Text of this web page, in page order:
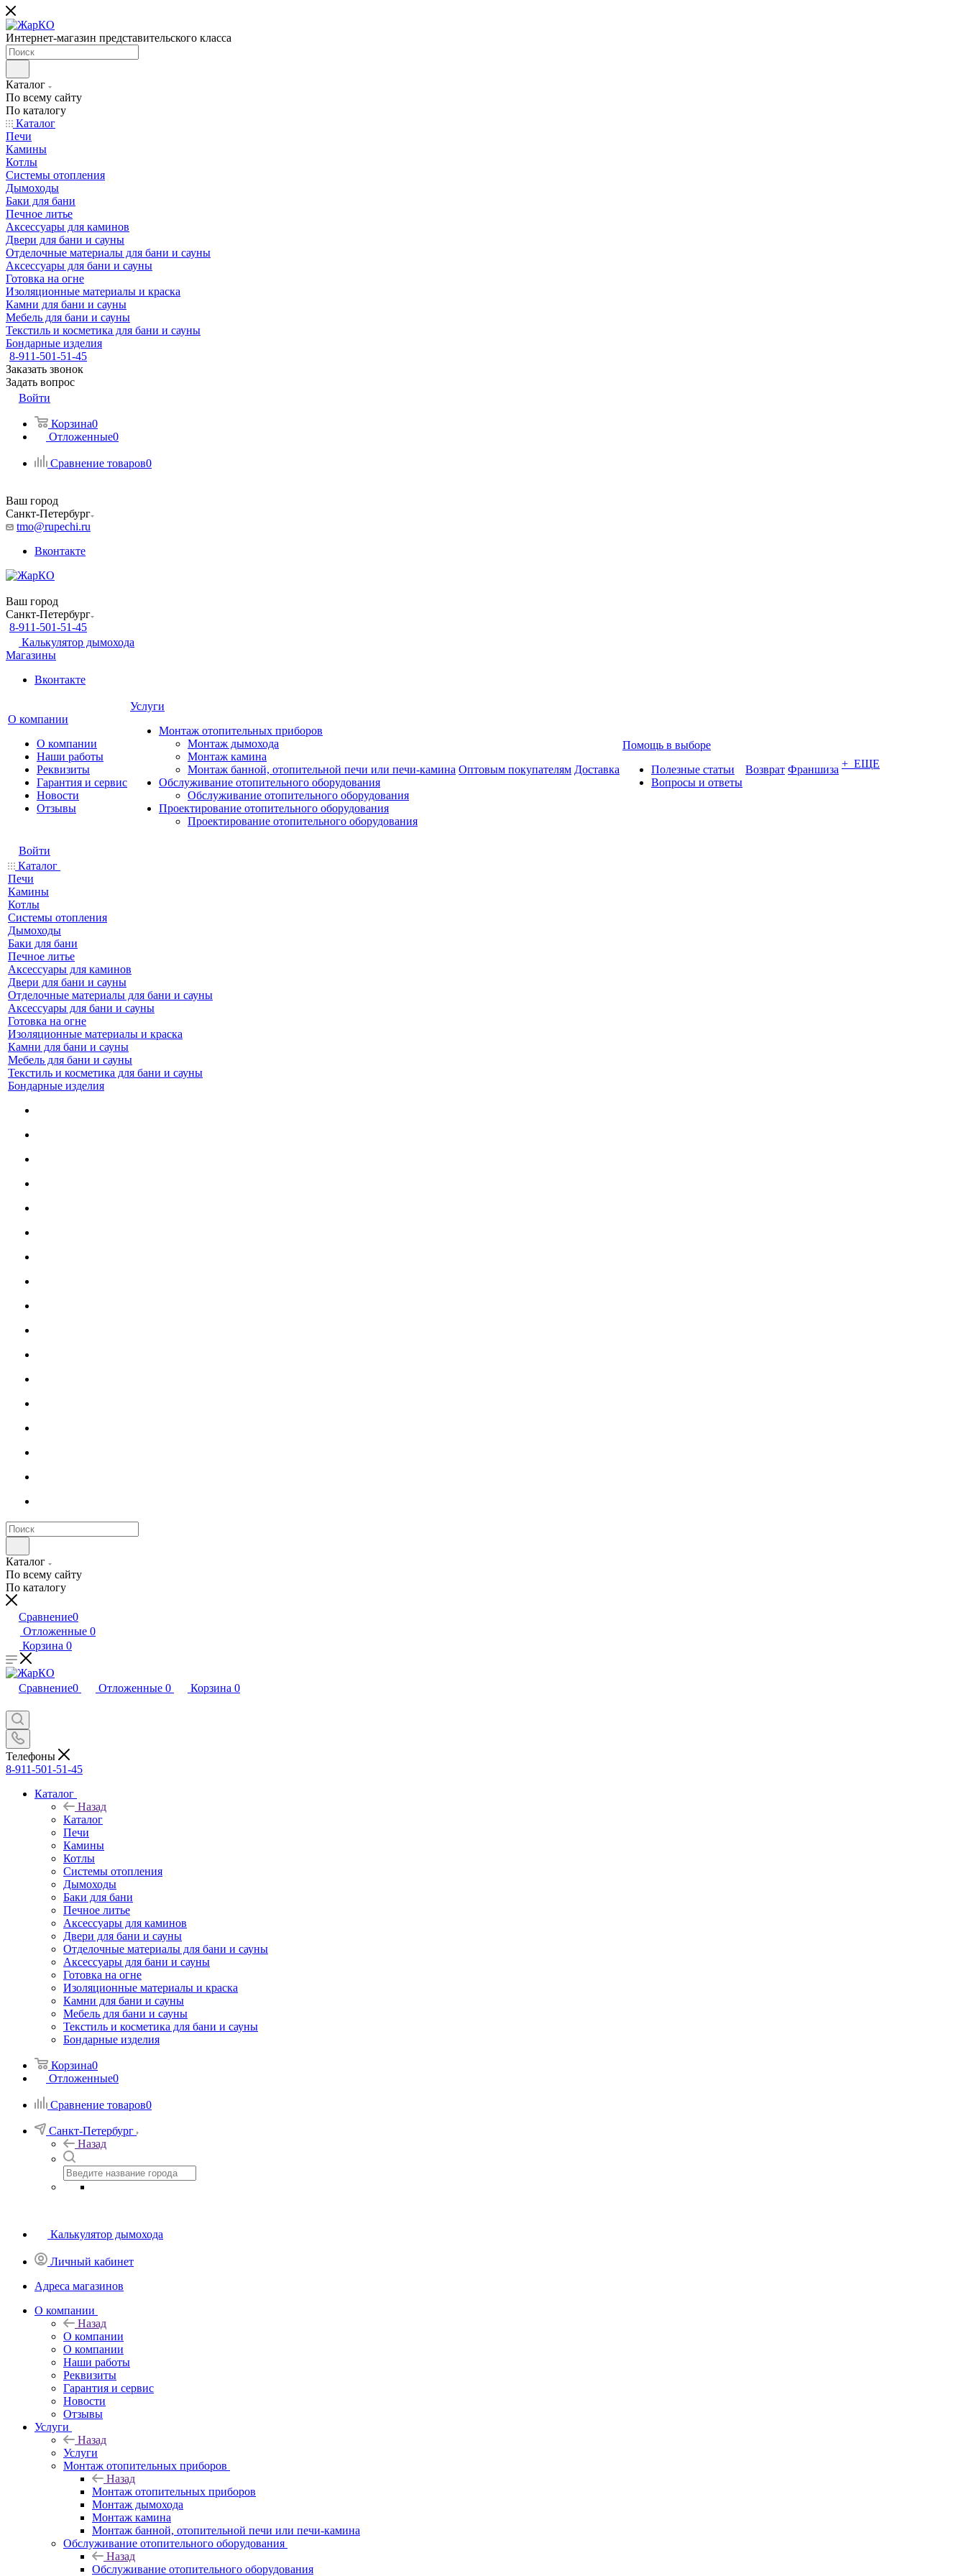
Интернет-магазин представительского класса
Каталог
По всему сайту
По каталогу
Каталог
Печи
Камины
Котлы
Системы отопления
Дымоходы
Баки для бани
Печное литье
Аксессуары для каминов
Двери для бани и сауны
Отделочные материалы для бани и сауны
Аксессуары для бани и сауны
Готовка на огне
Изоляционные материалы и краска
Камни для бани и сауны
Мебель для бани и сауны
Текстиль и косметика для бани и сауны
Бондарные изделия
8-911-501-51-45
Заказать звонок
Задать вопрос
Войти
Корзина0
Отложенные0
Сравнение товаров0
Ваш город
Санкт-Петербург
tmo@rupechi.ru
Вконтакте
Ваш город
Санкт-Петербург
8-911-501-51-45
Калькулятор дымохода
Магазины
Вконтакте
О компании
О компании
Наши работы
Реквизиты
Гарантия и сервис
Новости
Отзывы
Услуги
Монтаж отопительных приборов
Монтаж дымохода
Монтаж камина
Монтаж банной, отопительной печи или печи-камина
Обслуживание отопительного оборудования
Обслуживание отопительного оборудования
Проектирование отопительного оборудования
Проектирование отопительного оборудования
Оптовым покупателям Доставка
Помощь в выборе
Полезные статьи
Вопросы и ответы
Возврат Франшиза + ЕЩЕ
Войти
Каталог
Печи
Камины
Котлы
Системы отопления
Дымоходы
Баки для бани
Печное литье
Аксессуары для каминов
Двери для бани и сауны
Отделочные материалы для бани и сауны
Аксессуары для бани и сауны
Готовка на огне
Изоляционные материалы и краска
Камни для бани и сауны
Мебель для бани и сауны
Текстиль и косметика для бани и сауны
Бондарные изделия
Каталог
По всему сайту
По каталогу
Сравнение0
Отложенные 0
Корзина 0
Сравнение0 Отложенные 0 Корзина 0
Телефоны
8-911-501-51-45
Каталог
Назад
Каталог
Печи
Камины
Котлы
Системы отопления
Дымоходы
Баки для бани
Печное литье
Аксессуары для каминов
Двери для бани и сауны
Отделочные материалы для бани и сауны
Аксессуары для бани и сауны
Готовка на огне
Изоляционные материалы и краска
Камни для бани и сауны
Мебель для бани и сауны
Текстиль и косметика для бани и сауны
Бондарные изделия
Корзина0
Отложенные0
Сравнение товаров0
Санкт-Петербург
Назад
Калькулятор дымохода
Личный кабинет
Адреса магазинов
O компании
Назад
O компании
О компании
Наши работы
Реквизиты
Гарантия и сервис
Новости
Отзывы
Услуги
Назад
Услуги
Монтаж отопительных приборов
Назад
Монтаж отопительных приборов
Монтаж дымохода
Монтаж камина
Монтаж банной, отопительной печи или печи-камина
Обслуживание отопительного оборудования
Назад
Обслуживание отопительного оборудования